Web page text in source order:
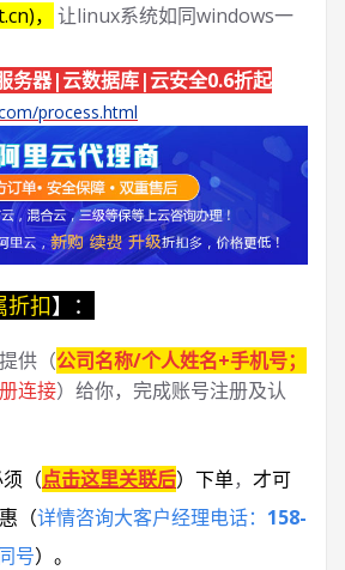
， 让linux系统如同windows一
务器|云数据库|云安全0.6折起
process.html
折扣】：
提供（公司名称/个人姓名+手机号；
连接）给你，完成账号注册及认
（点击这里关联后） 下单， 才可
（详情咨询大客户经理电话： 158-
号） 。